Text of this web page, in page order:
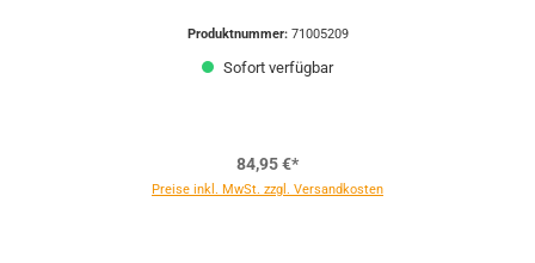
Produktnummer: 71005209
Sofort verfügbar
84,95 €*
Preise inkl. MwSt. zzgl. Versandkosten